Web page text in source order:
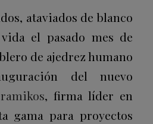
ataviados de blanco
el pasado mes de
de ajedrez humano
del nuevo
, firma líder en
gama para proyectos